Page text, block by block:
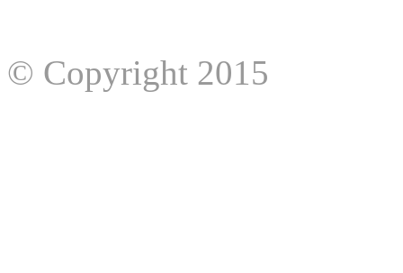
© Copyright 2015